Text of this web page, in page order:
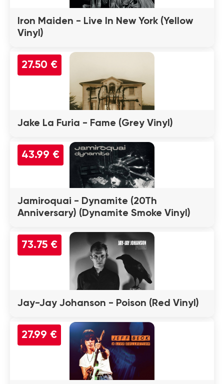
Iron Maiden - Live In New York (Yellow
Vinyl)
27.50 €
Jake La Furia - Fame (Grey Vinyl)
43.99 €
Jamiroquai - Dynamite (20Th
Anniversary) (Dynamite Smoke Vinyl)
73.75 €
Jay-Jay Johanson - Poison (Red Vinyl)
27.99 €